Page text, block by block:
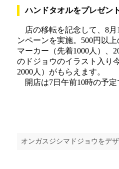
ハンドタオルをプレゼント
店の移転を記念して、8月
ンペーンを実施。500円以
マーカー（先着1000人）、
のドジョウのイラスト入り
2000人）がもらえます。
開店は7日午前10時の予定
オンガスジシマドジョウをデ